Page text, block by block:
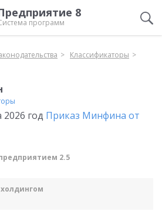
8
программ
Классификаторы
год Приказ Минфина от
2.5
холдингом